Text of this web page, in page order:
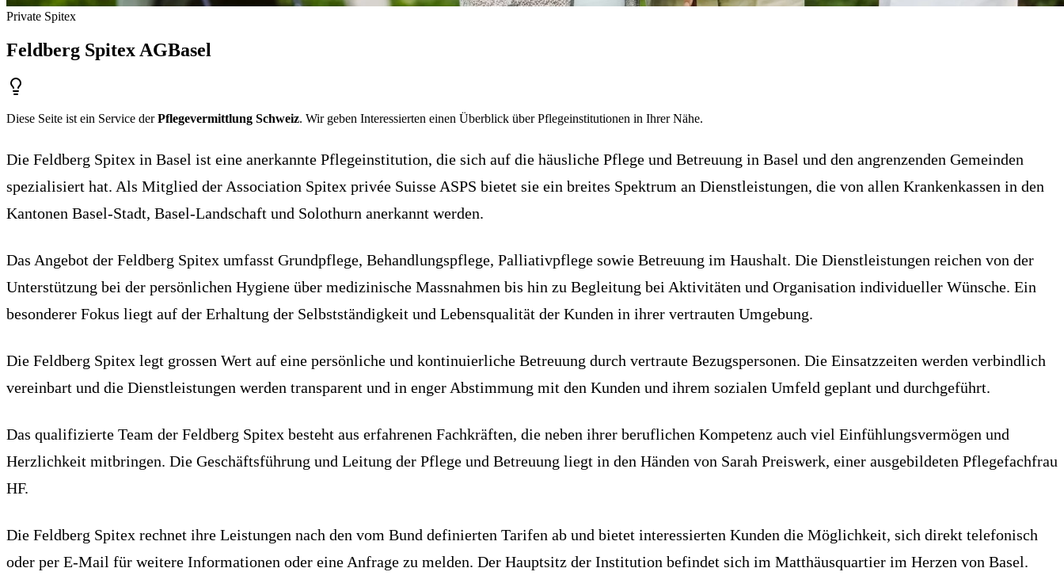
Private Spitex
Feldberg Spitex AGBasel
Diese Seite ist ein Service derPflegevermittlung Schweiz. Wir geben Interessierten einen Überblick über Pflegeinstitutionen in Ihrer Nähe.
Die Feldberg Spitex in Basel ist eine anerkannte Pflegeinstitution, die sich auf die häusliche Pflege und Betreuung in Basel und den angrenzenden Gemeinden
spezialisiert hat. Als Mitglied der Association Spitex privée Suisse ASPS bietet sie ein breites Spektrum an Dienstleistungen, die von allen Krankenkassen in den
Kantonen Basel-Stadt, Basel-Landschaft und Solothurn anerkannt werden.
Das Angebot der Feldberg Spitex umfasst Grundpflege, Behandlungspflege, Palliativpflege sowie Betreuung im Haushalt. Die Dienstleistungen reichen von der
Unterstützung bei der persönlichen Hygiene über medizinische Massnahmen bis hin zu Begleitung bei Aktivitäten und Organisation individueller Wünsche. Ein
besonderer Fokus liegt auf der Erhaltung der Selbstständigkeit und Lebensqualität der Kunden in ihrer vertrauten Umgebung.
Die Feldberg Spitex legt grossen Wert auf eine persönliche und kontinuierliche Betreuung durch vertraute Bezugspersonen. Die Einsatzzeiten werden verbindlich
vereinbart und die Dienstleistungen werden transparent und in enger Abstimmung mit den Kunden und ihrem sozialen Umfeld geplant und durchgeführt.
Das qualifizierte Team der Feldberg Spitex besteht aus erfahrenen Fachkräften, die neben ihrer beruflichen Kompetenz auch viel Einfühlungsvermögen und
Herzlichkeit mitbringen. Die Geschäftsführung und Leitung der Pflege und Betreuung liegt in den Händen von Sarah Preiswerk, einer ausgebildeten Pflegefachfrau
HF.
Die Feldberg Spitex rechnet ihre Leistungen nach den vom Bund definierten Tarifen ab und bietet interessierten Kunden die Möglichkeit, sich direkt telefonisch
oder per E-Mail für weitere Informationen oder eine Anfrage zu melden. Der Hauptsitz der Institution befindet sich im Matthäusquartier im Herzen von Basel.